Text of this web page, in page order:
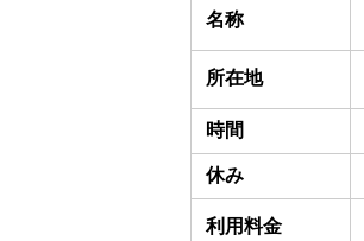
名称
所在地
時間
休み
利用料金